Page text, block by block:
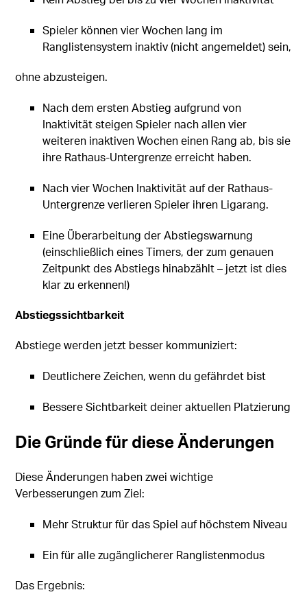
Spieler können vier Wochen lang im
Ranglistensystem inaktiv (nicht angemeldet) sein,
ohne abzusteigen.
Nach dem ersten Abstieg aufgrund von
Inaktivität steigen Spieler nach allen vier
weiteren inaktiven Wochen einen Rang ab, bis sie
ihre Rathaus-Untergrenze erreicht haben.
Nach vier Wochen Inaktivität auf der Rathaus-
Untergrenze verlieren Spieler ihren Ligarang.
Eine Überarbeitung der Abstiegswarnung
(einschließlich eines Timers, der zum genauen
Zeitpunkt des Abstiegs hinabzählt – jetzt ist dies
klar zu erkennen!)
Abstiegssichtbarkeit
Abstiege werden jetzt besser kommuniziert:
Deutlichere Zeichen, wenn du gefährdet bist
Bessere Sichtbarkeit deiner aktuellen Platzierung
Die Gründe für diese Änderungen
Diese Änderungen haben zwei wichtige
Verbesserungen zum Ziel:
Mehr Struktur für das Spiel auf höchstem Niveau
Ein für alle zugänglicherer Ranglistenmodus
Das Ergebnis: